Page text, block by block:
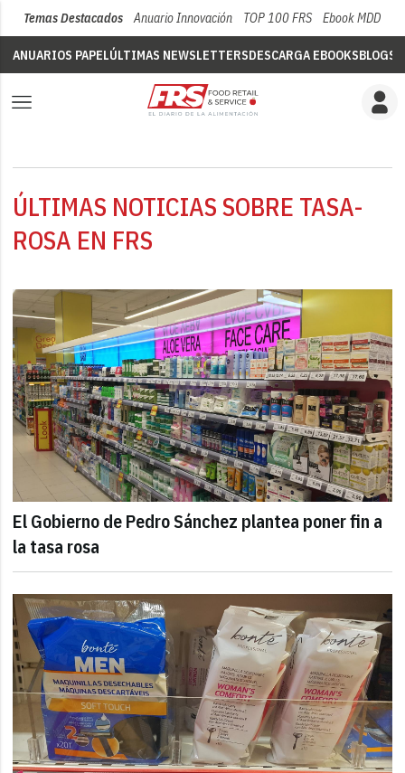
Temas Destacados Anuario Innovación TOP 100 FRS Ebook MDD
ANUARIOS PAPELÚLTIMAS NEWSLETTERSDESCARGA EBOOKSBLOGS
ÚLTIMAS NOTICIAS SOBRE TASA-
ROSA EN FRS
El Gobierno de Pedro Sánchez plantea poner fin a
la tasa rosa